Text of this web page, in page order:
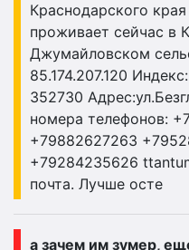
Краснодарского
проживает сейчас в
Джумайловском
85.174.207.120
352730
номера телефонов:
+79882627263
+79284235626
почта. Лучше осте
а зачем им зумер,